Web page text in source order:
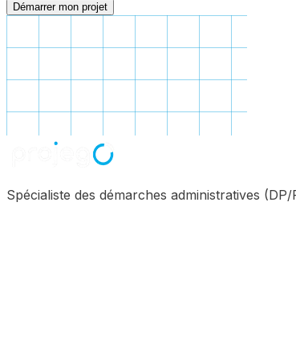
Démarrer mon projet
Spécialiste des démarches administratives